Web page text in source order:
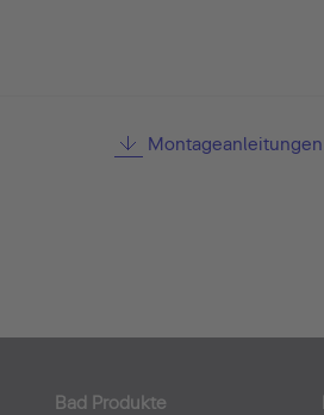
Montageanleitungen
Bad Produkte